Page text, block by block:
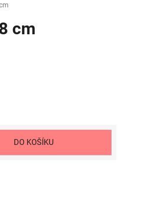
cm
DO KOŠÍKU